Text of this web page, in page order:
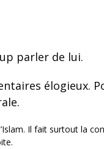
parler de lui.
élogieux.
Il fait surtout la